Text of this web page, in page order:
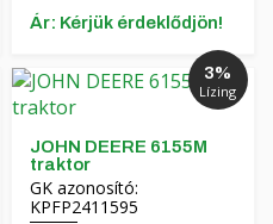
Ár: Kérjük érdeklődjön!
3%
Lízing
JOHN DEERE 6155M
traktor
GK azonosító:
KPFP2411595